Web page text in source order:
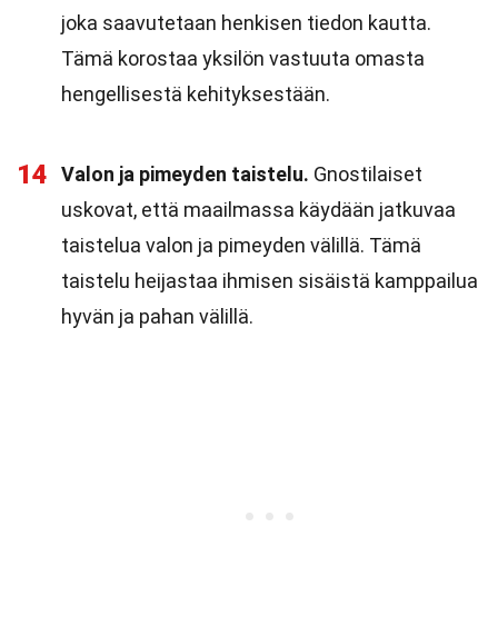
joka saavutetaan henkisen tiedon kautta.
Tämä korostaa yksilön vastuuta omasta
hengellisestä kehityksestään.
14 Valon ja pimeyden taistelu. Gnostilaiset
uskovat, että maailmassa käydään jatkuvaa
taistelua valon ja pimeyden välillä. Tämä
taistelu heijastaa ihmisen sisäistä kamppailua
hyvän ja pahan välillä.